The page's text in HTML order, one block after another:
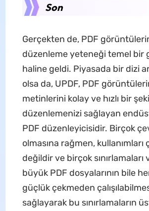
Son
Gerçekten de, PDF
düzenleme yeteneği temel bir
haline geldi. Piyasada bir dizi
olsa da, UPDF, PDF
metinlerini kolay ve hızlı bir
düzenlemenizi sağlayan
PDF düzenleyicisidir. Birçok
olmasına rağmen, kullanımları
değildir ve birçok sınırlamaları
büyük PDF dosyalarının bile
güçlük çekmeden
sağlayarak bu sınırlamaların